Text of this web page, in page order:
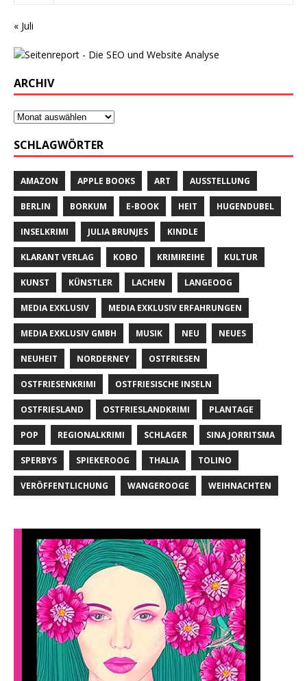
« Juli
ARCHIV
SCHLAGWÖRTER
AMAZON APPLE BOOKS ART AUSSTELLUNG
BERLIN BORKUM E-BOOK HEIT HUGENDUBEL
INSELKRIMI JULIA BRUNJES KINDLE
KLARANT VERLAG KOBO KRIMIREIHE KULTUR
KUNST KÜNSTLER LACHEN LANGEOOG
MEDIA EXKLUSIV MEDIA EXKLUSIV ERFAHRUNGEN
MEDIA EXKLUSIV GMBH MUSIK NEU NEUES
NEUHEIT NORDERNEY OSTFRIESEN
OSTFRIESENKRIMI OSTFRIESISCHE INSELN
OSTFRIESLAND OSTFRIESLANDKRIMI PLANTAGE
POP REGIONALKRIMI SCHLAGER SINA JORRITSMA
SPERBYS SPIEKEROOG THALIA TOLINO
VERÖFFENTLICHUNG WANGEROOGE WEIHNACHTEN